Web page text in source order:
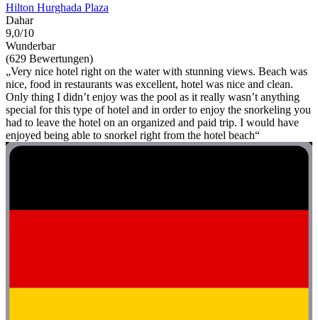
Hilton Hurghada Plaza
Dahar
9,0/10
Wunderbar
(629 Bewertungen)
„Very nice hotel right on the water with stunning views. Beach was
nice, food in restaurants was excellent, hotel was nice and clean.
Only thing I didn’t enjoy was the pool as it really wasn’t anything
special for this type of hotel and in order to enjoy the snorkeling you
had to leave the hotel on an organized and paid trip. I would have
enjoyed being able to snorkel right from the hotel beach“